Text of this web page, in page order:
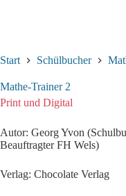
Start Schülbucher
Mathe-Trainer 2
Print und Digital
Autor: Georg Yvon
Beauftragter FH Wels)
Verlag: Chocolate Verlag